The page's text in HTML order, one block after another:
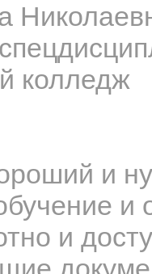
колледж
и
и